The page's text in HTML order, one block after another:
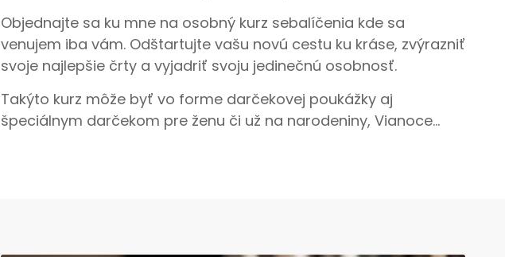
Objednajte sa ku mne na osobný kurz sebalíčenia kde sa
venujem iba vám. Odštartujte vašu novú cestu ku kráse, zvýrazniť
svoje najlepšie črty a vyjadriť svoju jedinečnú osobnosť.
Takýto kurz môže byť vo forme darčekovej poukážky aj
špeciálnym darčekom pre ženu či už na narodeniny, Vianoce…